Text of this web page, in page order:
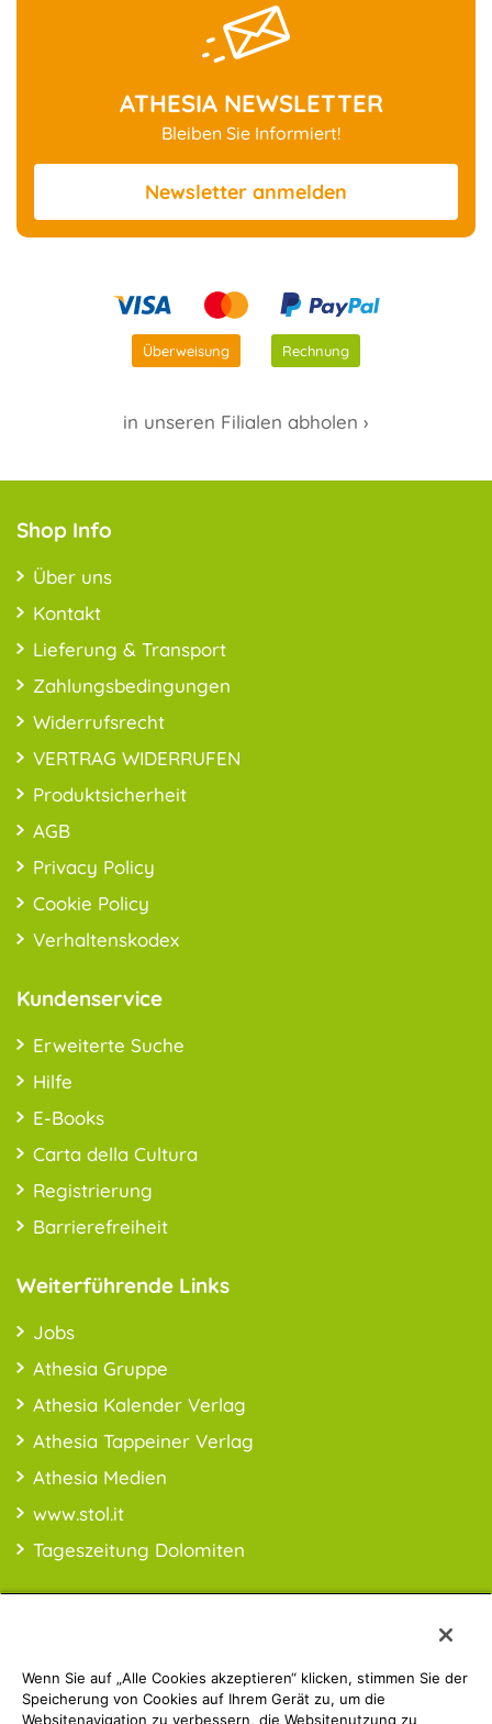
ATHESIA NEWSLETTER
Bleiben Sie Informiert!
Newsletter anmelden
Überweisung Rechnung
in unseren Filialen abholen ›
Shop Info
Über uns
Kontakt
Lieferung & Transport
Zahlungsbedingungen
Widerrufsrecht
VERTRAG WIDERRUFEN
Produktsicherheit
AGB
Privacy Policy
Cookie Policy
Verhaltenskodex
Kundenservice
Erweiterte Suche
Hilfe
E-Books
Carta della Cultura
Registrierung
Barrierefreiheit
Weiterführende Links
Jobs
Athesia Gruppe
Athesia Kalender Verlag
Athesia Tappeiner Verlag
Athesia Medien
www.stol.it
Tageszeitung Dolomiten
PREISINFO:* Alle Preise inkl. MwSt., ggfl. zzgl. Versandkosten
Wenn Sie auf „Alle Cookies akzeptieren“ klicken, stimmen Sie der
Speicherung von Cookies auf Ihrem Gerät zu, um die
Websitenavigation zu verbessern, die Websitenutzung zu